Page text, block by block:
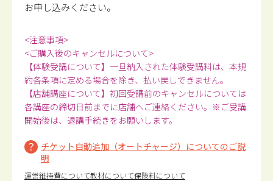
お申し込みください。
<注意事項>
<ご購入後のキャンセルについて>
【体験受講について】一旦納入された体験受講料は、本規
約各条項に定める場合を除き、払い戻しできません。
【店舗講座について】初回受講前のキャンセルについては
各講座の締切日前までに店舗へご連絡ください。※ご受講
開始後は、退講手続きをお願いします。
チケット自動追加（オートチャージ）についてのご説
明
運営維持費について教材について保険料について